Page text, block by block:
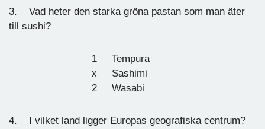
3. Vad heter den starka gröna pastan som man äter
till sushi?
1 Tempura
x Sashimi
2 Wasabi
4. I vilket land ligger Europas geografiska centrum?